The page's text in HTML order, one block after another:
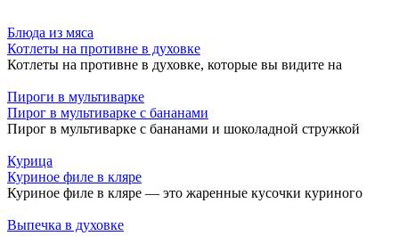
Блюда из мяса
Котлеты на противне в духовке
Котлеты на противне в духовке, которые вы видите на
Пироги в мультиварке
Пирог в мультиварке с бананами
Пирог в мультиварке с бананами и шоколадной стружкой
Курица
Куриное филе в кляре
Куриное филе в кляре — это жаренные кусочки куриного
Выпечка в духовке